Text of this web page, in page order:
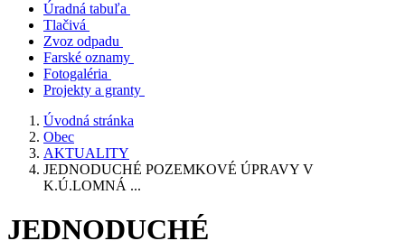
Úradná tabuľa
Tlačivá
Zvoz odpadu
Farské oznamy
Fotogaléria
Projekty a granty
Úvodná stránka
Obec
AKTUALITY
JEDNODUCHÉ POZEMKOVÉ ÚPRAVY V
K.Ú.LOMNÁ ...
JEDNODUCHÉ